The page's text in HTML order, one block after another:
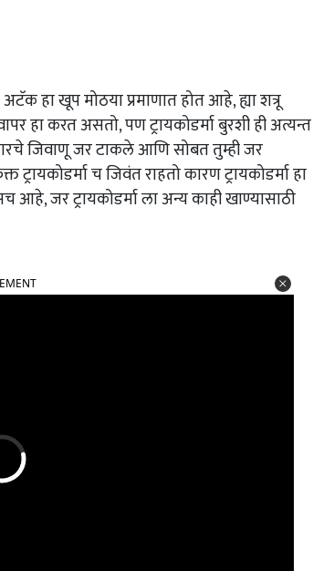
हा खूप मोठया प्रमाणात होत आहे, ह्या शत्रू
हा करत असतो, पण ट्रायकोडर्मा बुरशी ही अत्यन्त
जिवाणू जर टाकले आणि सोबत तुम्ही जर
ट्रायकोडर्मा च जिवंत राहतो कारण ट्रायकोडर्मा हा
जर ट्रायकोडर्मा ला अन्य काही खाण्यासाठी